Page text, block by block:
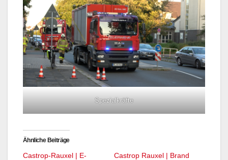
Spezialkräfte
Ähnliche Beiträge
Castrop-Rauxel | E-
Castrop Rauxel | Brand